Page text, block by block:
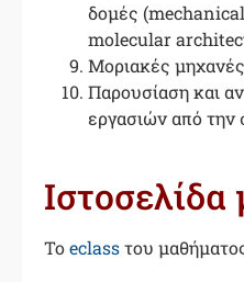
δομές
molecular
Μοριακές
Παρουσίαση και
εργασιών από την
Τοeclassτου